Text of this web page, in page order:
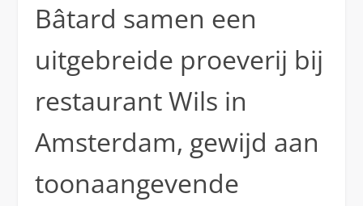
Bâtard samen een
uitgebreide proeverij bij
restaurant Wils in
Amsterdam, gewijd aan
toonaangevende